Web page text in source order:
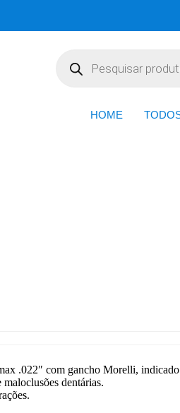
HOME
.022″ com gancho Morelli,
dentárias.